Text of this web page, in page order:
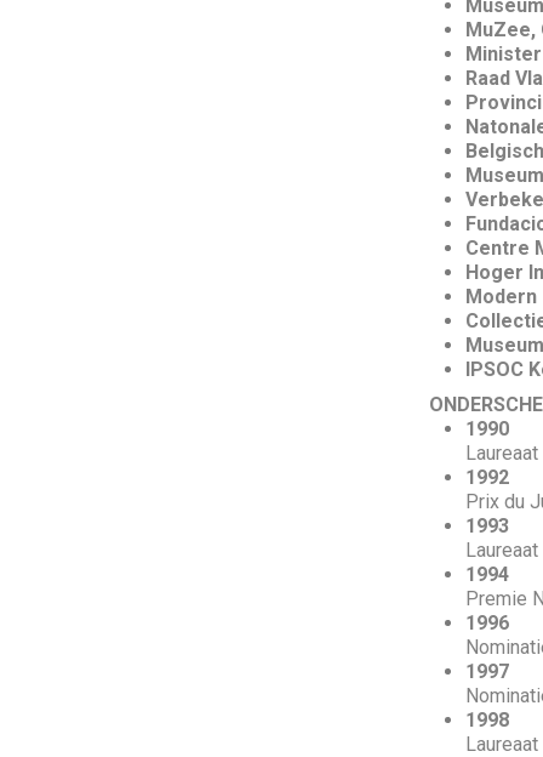
MuZee,
Raad
Centre
Hoger
Modern
IPSOC
1990
1992
Prix du
1993
1994
Premie
1996
1997
1998